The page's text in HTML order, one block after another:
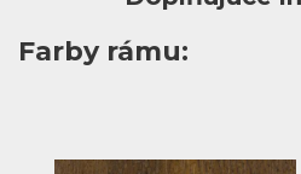
Farby rámu: